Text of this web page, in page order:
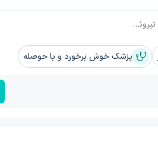
تیروئید کم کار
پزشک خوش برخورد و با حوصله